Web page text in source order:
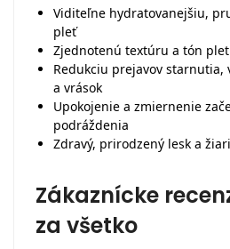
Viditeľne hydratovanejšiu,
pleť
Zjednotenú textúru a tón
Redukciu prejavov
a vrások
Upokojenie a zmiernenie
podráždenia
Zdravý, prirodzený lesk a
Zákaznícke
za všetko